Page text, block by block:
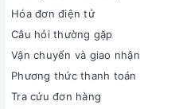
Hóa đơn điện tử
Câu hỏi thường gặp
Vận chuyển và giao nhận
Phương thức thanh toán
Tra cứu đơn hàng